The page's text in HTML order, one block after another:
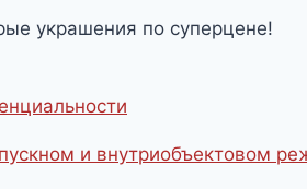
и внутриобъектовом